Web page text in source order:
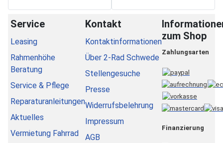
Service
Leasing
Rahmenhöhe
Beratung
Service & Pflege
Reparaturanleitungen
Aktuelles
Vermietung Fahrrad
Kontakt
Kontaktinformationen
Über 2-Rad Schwede
Stellengesuche
Presse
Widerrufsbelehrung
Impressum
AGB
zum Shop
Zahlungsarten
Finanzierung